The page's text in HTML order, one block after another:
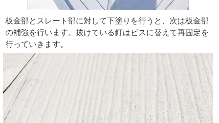
板金部とスレート部に対して下塗りを行うと、次は板金部
の補強を行います。抜けている釘はビスに替えて再固定を
行っていきます。